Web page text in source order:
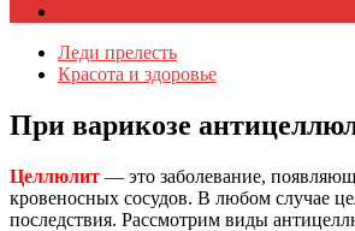
Леди прелесть
Красота и здоровье
При варикозе
Целлюлит — это заболевание,
кровеносных сосудов. В любом случае
последствия. Рассмотрим виды